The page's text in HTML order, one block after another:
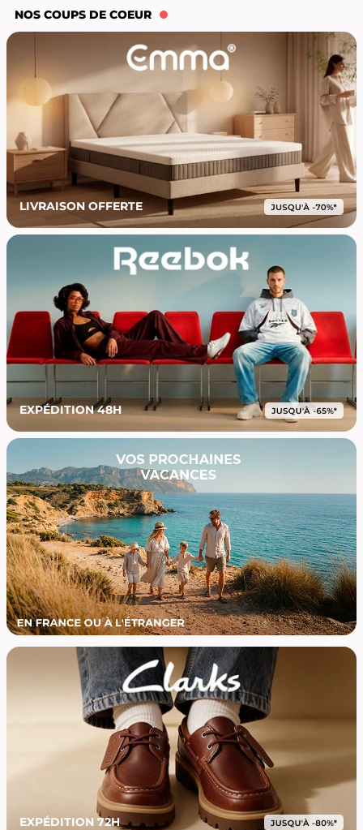
NOS COUPS DE COEUR
LIVRAISON OFFERTE
EXPÉDITION 48H
EXPÉDITION 72H